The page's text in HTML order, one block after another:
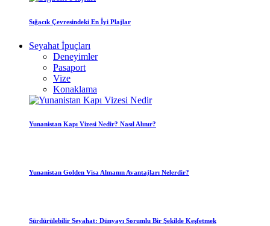
Sığacık Çevresindeki En İyi Plajlar
Seyahat İpuçları
Deneyimler
Pasaport
Vize
Konaklama
Yunanistan Kapı Vizesi Nedir? Nasıl Alınır?
Yunanistan Golden Visa Almanın Avantajları Nelerdir?
Sürdürülebilir Seyahat: Dünyayı Sorumlu Bir Şekilde Keşfetmek